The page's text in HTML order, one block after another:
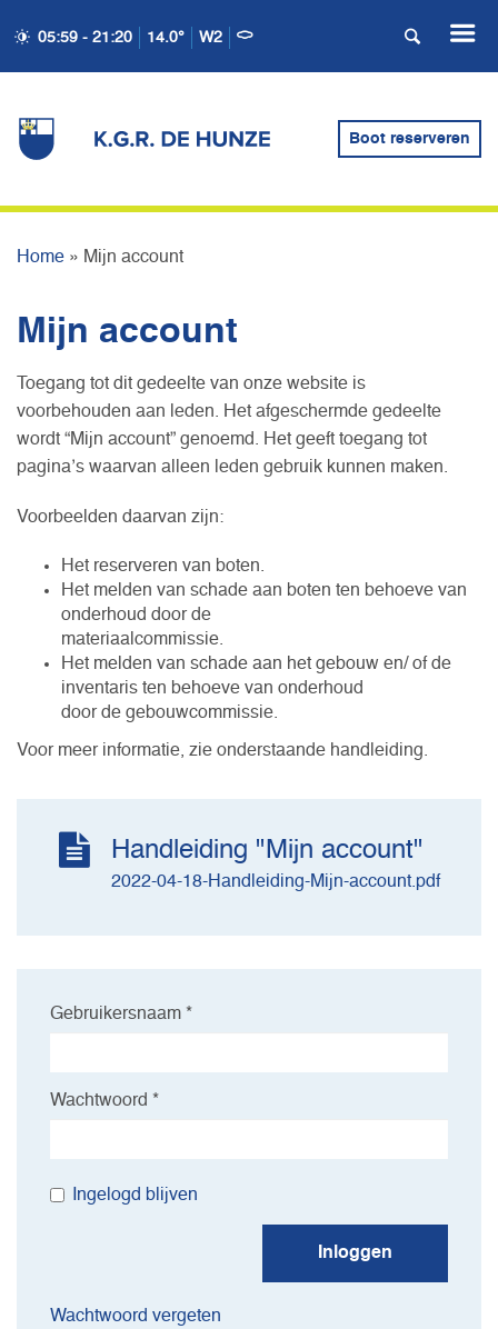
05:59 - 21:20 14.0° W2
Boot reserveren
Home » Mijn account
Mijn account
Toegang tot dit gedeelte van onze website is
voorbehouden aan leden. Het afgeschermde gedeelte
wordt “Mijn account” genoemd. Het geeft toegang tot
pagina’s waarvan alleen leden gebruik kunnen maken.
Voorbeelden daarvan zijn:
Het reserveren van boten.
Het melden van schade aan boten ten behoeve van
onderhoud door de
materiaalcommissie.
Het melden van schade aan het gebouw en/ of de
inventaris ten behoeve van onderhoud
door de gebouwcommissie.
Voor meer informatie, zie onderstaande handleiding.
Handleiding "Mijn account"
2022-04-18-Handleiding-Mijn-account.pdf
Gebruikersnaam *
Wachtwoord *
Ingelogd blijven
Inloggen
Wachtwoord vergeten